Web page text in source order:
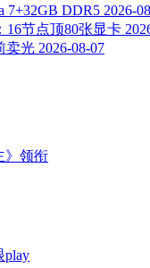
7+32GB DDR5 2026-
16节点顶80张显卡
卖光 2026-08-07
》领衔